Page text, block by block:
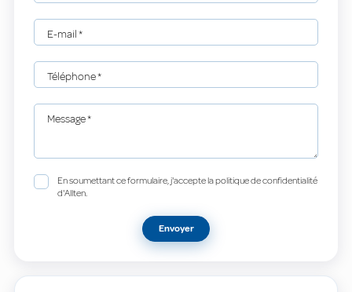
E-mail*
Téléphone*
Message*
En soumettant ce formulaire, j'accepte la politique de confidentialité
d'Allten.
Envoyer